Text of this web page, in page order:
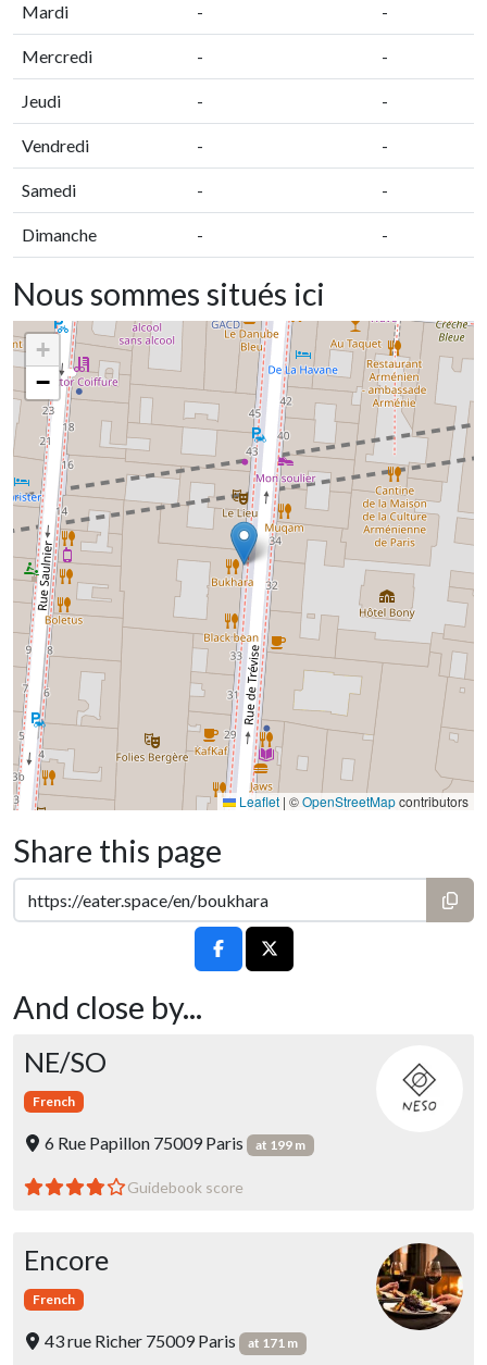
Mardi - -
Mercredi - -
Jeudi - -
Vendredi - -
Samedi - -
Dimanche - -
Nous sommes situés ici
+
−
Leaflet | ©OpenStreetMapcontributors
Share this page
And close by...
NE/SO
French
6 Rue Papillon 75009 Paris at 199 m
Guidebook score
Encore
French
43 rue Richer 75009 Paris at 171 m